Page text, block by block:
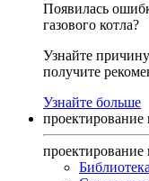
Появилась
газового котла?
Узнайте
получите
Узнайте больше